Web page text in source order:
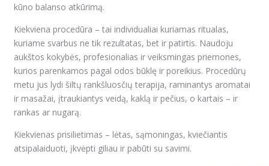
kūno balanso atkūrimą.
Kiekviena procedūra – tai individualiai kuriamas ritualas,
kuriame svarbus ne tik rezultatas, bet ir patirtis. Naudoju
aukštos kokybės, profesionalias ir veiksmingas priemones,
kurios parenkamos pagal odos būklę ir poreikius. Procedūrų
metu jus lydi šiltų rankšluosčių terapija, raminantys aromatai
ir masažai, įtraukiantys veidą, kaklą ir pečius, o kartais – ir
rankas ar nugarą.
Kiekvienas prisilietimas – lėtas, sąmoningas, kviečiantis
atsipalaiduoti, įkvėpti giliau ir pabūti su savimi.